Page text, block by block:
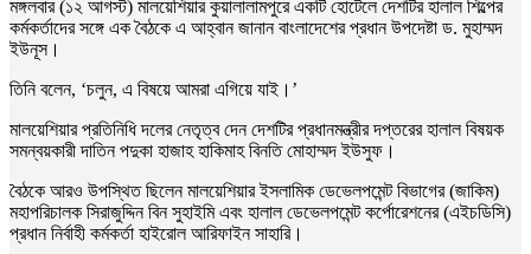
মঙ্গলবার (১২ আগস্ট) মালয়েশিয়ার কুয়ালালামপুরে একটি হোটেলে দেশটির হালাল শিল্পের
কর্মকর্তাদের সঙ্গে এক বৈঠকে এ আহ্বান জানান বাংলাদেশের প্রধান উপদেষ্টা ড. মুহাম্মদ
ইউনূস।
তিনি বলেন, ‘চলুন, এ বিষয়ে আমরা এগিয়ে যাই।’
মালয়েশিয়ার প্রতিনিধি দলের নেতৃত্ব দেন দেশটির প্রধানমন্ত্রীর দপ্তরের হালাল বিষয়ক
সমন্বয়কারী দাতিন পদুকা হাজাহ হাকিমাহ বিনতি মোহাম্মদ ইউসুফ।
বৈঠকে আরও উপস্থিত ছিলেন মালয়েশিয়ার ইসলামিক ডেভেলপমেন্ট বিভাগের (জাকিম)
মহাপরিচালক সিরাজুদ্দিন বিন সুহাইমি এবং হালাল ডেভেলপমেন্ট কর্পোরেশনের (এইচডিসি)
প্রধান নির্বাহী কর্মকর্তা হাইরোল আরিফাইন সাহারি।